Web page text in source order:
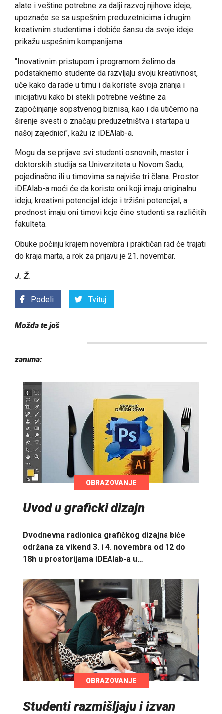
alate i veštine potrebne za dalji razvoj njihove ideje,
upoznaće se sa uspešnim preduzetnicima i drugim
kreativnim studentima i dobiće šansu da svoje ideje
prikažu uspešnim kompanijama.
"Inovativnim pristupom i programom želimo da
podstaknemo studente da razvijaju svoju kreativnost,
uče kako da rade u timu i da koriste svoja znanja i
inicijativu kako bi stekli potrebne veštine za
započinjanje sopstvenog biznisa, kao i da utičemo na
širenje svesti o značaju preduzetništva i startapa u
našoj zajednici", kažu iz iDEAlab-a.
Mogu da se prijave svi studenti osnovnih, master i
doktorskih studija sa Univerziteta u Novom Sadu,
pojedinačno ili u timovima sa najviše tri člana. Prostor
iDEAlab-a moći će da koriste oni koji imaju originalnu
ideju, kreativni potencijal ideje i tržišni potencijal, a
prednost imaju oni timovi koje čine studenti sa različitih
fakulteta.
Obuke počinju krajem novembra i praktičan rad će trajati
do kraja marta, a rok za prijavu je 21. novembar.
J. Ž.
Podeli Tvituj
Možda te još
zanima:
OBRAZOVANJE
Uvod u graficki dizajn
Dvodnevna radionica grafičkog dizajna biće
održana za vikend 3. i 4. novembra od 12 do
18h u prostorijama iDEAlab-a u…
OBRAZOVANJE
Studenti razmišljaju i izvan